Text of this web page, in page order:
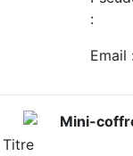
:
Email
Mini-
Titre